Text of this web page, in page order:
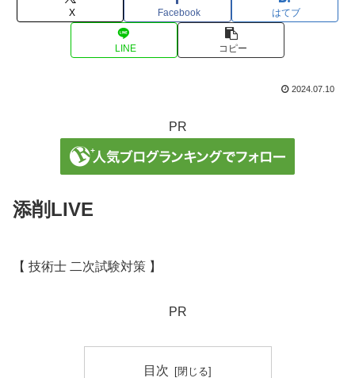
X Facebook はてブ
LINE コピー
2024.07.10
PR
添削LIVE
【 技術士 二次試験対策 】
PR
目次